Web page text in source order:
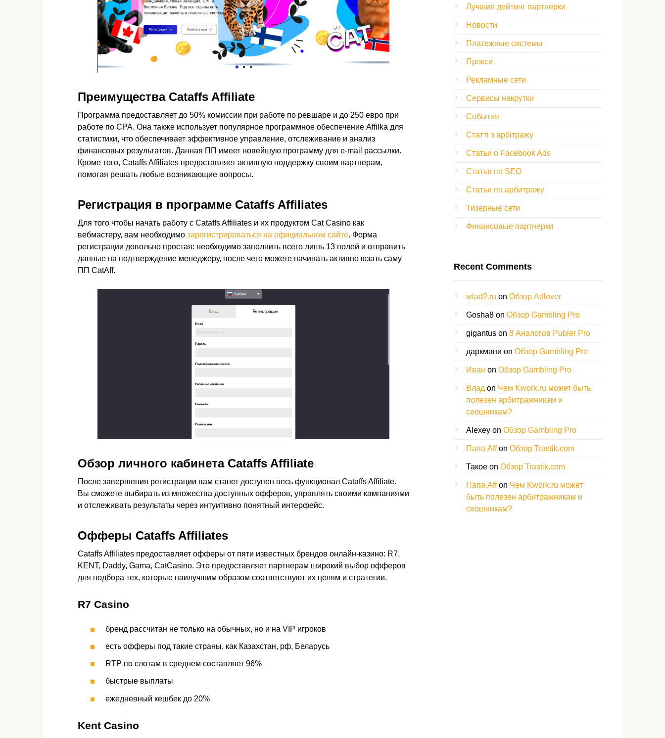
Преимущества Cataffs Affiliate
Программа предоставляет до 50% комиссии при работе по ревшаре и до 250 евро при
работе по CPA. Она также использует популярное программное обеспечение Affilka для
статистики, что обеспечивает эффективное управление, отслеживание и анализ
финансовых результатов. Данная ПП имеет новейшую программу для e-mail рассылки.
Кроме того, Cataffs Affiliates предоставляет активную поддержку своим партнерам,
помогая решать любые возникающие вопросы.
Регистрация в программе Cataffs Affiliates
Для того чтобы начать работу с Cataffs Affiliates и их продуктом Cat Casino как
вебмастеру, вам необходимо зарегистрироваться на официальном сайте. Форма
регистрации довольно простая: необходимо заполнить всего лишь 13 полей и отправить
данные на подтверждение менеджеру, после чего можете начинать активно юзать саму
ПП CatAff.
Обзор личного кабинета Cataffs Affiliate
После завершения регистрации вам станет доступен весь функционал Cataffs Affiliate.
Вы сможете выбирать из множества доступных офферов, управлять своими кампаниями
и отслеживать результаты через интуитивно понятный интерфейс.
Офферы Cataffs Affiliates
Cataffs Affiliates предоставляет офферы от пяти известных брендов онлайн-казино: R7,
KENT, Daddy, Gama, CatCasino. Это предоставляет партнерам широкий выбор офферов
для подбора тех, которые наилучшим образом соответствуют их целям и стратегии.
R7 Casino
бренд рассчитан не только на обычных, но и на VIP игроков
есть офферы под такие страны, как Казахстан, рф, Беларусь
RTP по слотам в среднем составляет 96%
быстрые выплаты
ежедневный кешбек до 20%
Kent Casino
Лучшие дейтинг партнерки
Новости
Платежные системы
Прокси
Рекламные сети
Сервисы накрутки
События
Статті з арбітражу
Статьи о Facebook Ads
Статьи по SEO
Статьи по арбитражу
Тизерные сети
Финансовые партнерки
Recent Comments
wlad2.ru on Обзор Adlover
Gosha8 on Обзор Gambling Pro
gigantus on 8 Аналогов Publer Pro
даркмани on Обзор Gambling Pro
Иван on Обзор Gambling Pro
Влад on Чем Kwork.ru может быть
полезен арбитражникам и
сеошникам?
Alexey on Обзор Gambling Pro
Папа Affon Обзор Trastik.com
Такое on Обзор Trastik.com
Папа Affon Чем Kwork.ru может
быть полезен арбитражникам и
сеошникам?